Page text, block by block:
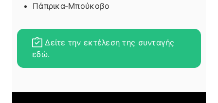
Πάπρικα-Μπούκοβο
Δείτε την εκτέλεση της συνταγής
εδώ.